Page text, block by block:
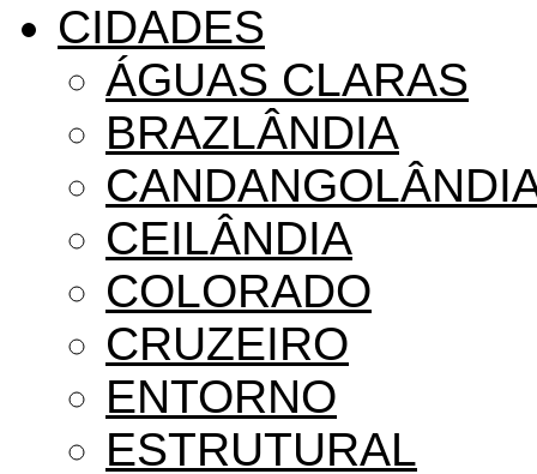
CIDADES
ÁGUAS CLARAS
BRAZLÂNDIA
CEILÂNDIA
COLORADO
CRUZEIRO
ENTORNO
ESTRUTURAL